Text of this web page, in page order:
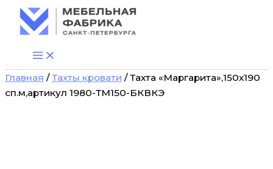
Перейти
содержимому
Главная /Тахты кровати / Тахта «Маргарита»,150х190
сп.м,артикул 1980-ТМ150-БКВКЭ
Количество
товара
Тахта
сп.м,артикул
ТМ150-
БКВКЭ